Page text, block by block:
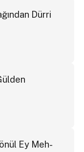
Dürri
Ey Meh-